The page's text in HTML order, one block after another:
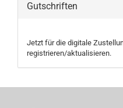
Gutschriften
Jetzt für die digitale
registrieren/aktualisieren.